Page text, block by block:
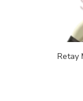
Retay